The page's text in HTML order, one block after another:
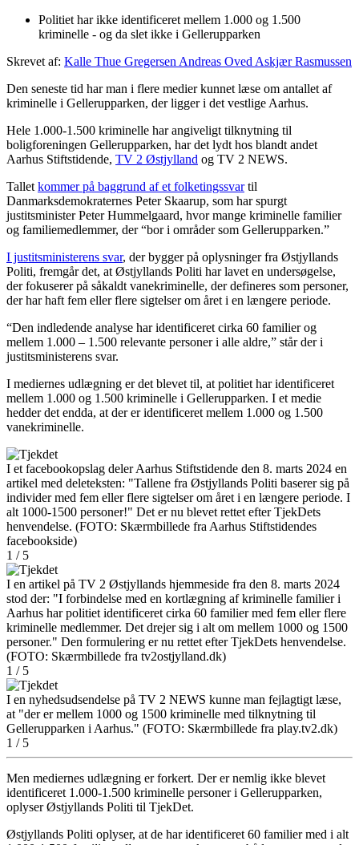
Politiet har ikke identificeret mellem 1.000 og 1.500
kriminelle - og da slet ikke i Gellerupparken
Skrevet af: Kalle Thue Gregersen Andreas Oved Askjær Rasmussen
Den seneste tid har man i flere medier kunnet læse om antallet af
kriminelle i Gellerupparken, der ligger i det vestlige Aarhus.
Hele 1.000-1.500 kriminelle har angiveligt tilknytning til
boligforeningen Gellerupparken, har det lydt hos blandt andet
Aarhus Stiftstidende, TV 2 Østjylland og TV 2 NEWS.
Tallet kommer på baggrund af et folketingssvartil
Danmarksdemokraternes Peter Skaarup, som har spurgt
justitsminister Peter Hummelgaard, hvor mange kriminelle familier
og familiemedlemmer, der “bor i områder som Gellerupparken.”
I justitsministerens svar, der bygger på oplysninger fra Østjyllands
Politi, fremgår det, at Østjyllands Politi har lavet en undersøgelse,
der fokuserer på såkaldt vanekriminelle, der defineres som personer,
der har haft fem eller flere sigtelser om året i en længere periode.
“Den indledende analyse har identificeret cirka 60 familier og
mellem 1.000 – 1.500 relevante personer i alle aldre,” står der i
justitsministerens svar.
I mediernes udlægning er det blevet til, at politiet har identificeret
mellem 1.000 og 1.500 kriminelle i Gellerupparken. I et medie
hedder det endda, at der er identificeret mellem 1.000 og 1.500
vanekriminelle.
I et facebookopslag deler Aarhus Stiftstidende den 8. marts 2024 en
artikel med deleteksten: "Tallene fra Østjyllands Politi baserer sig på
individer med fem eller flere sigtelser om året i en længere periode. I
alt 1000-1500 personer!" Det er nu blevet rettet efter TjekDets
henvendelse. (FOTO: Skærmbillede fra Aarhus Stiftstidendes
facebookside)
1 / 5
I en artikel på TV 2 Østjyllands hjemmeside fra den 8. marts 2024
stod der: "I forbindelse med en kortlægning af kriminelle familier i
Aarhus har politiet identificeret cirka 60 familier med fem eller flere
kriminelle medlemmer. Det drejer sig i alt om mellem 1000 og 1500
personer." Den formulering er nu rettet efter TjekDets henvendelse.
(FOTO: Skærmbillede fra tv2ostjylland.dk)
1 / 5
I en nyhedsudsendelse på TV 2 NEWS kunne man fejlagtigt læse,
at "der er mellem 1000 og 1500 kriminelle med tilknytning til
Gellerupparken i Aarhus." (FOTO: Skærmbillede fra play.tv2.dk)
1 / 5
Men mediernes udlægning er forkert. Der er nemlig ikke blevet
identificeret 1.000-1.500 kriminelle personer i Gellerupparken,
oplyser Østjyllands Politi til TjekDet.
Østjyllands Politi oplyser, at de har identificeret 60 familier med i alt